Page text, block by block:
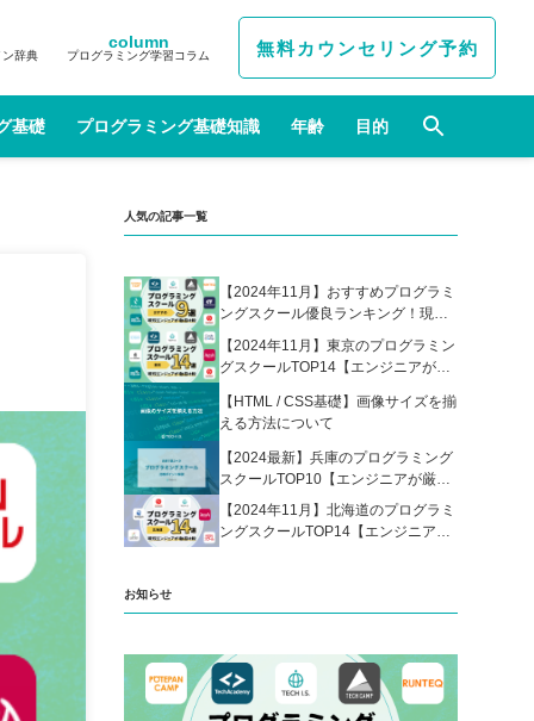
ン辞典
column
プログラミング学習コラム 無料カウンセリング予約
基礎 プログラミング基礎知識 年齢 目的
人気の記事一覧
【2024年11月】おすすめプログラミ
ングスクール優良ランキング！現役
エンジニアが選んだ人気プログラミ
ングスクールの比較表あり
【2024年11月】東京のプログラミン
グスクールTOP14【エンジニアが厳
【HTML / CSS基礎】画像サイズを揃
える方法について
【2024最新】兵庫のプログラミング
スクールTOP10【エンジニアが厳
選】
【2024年11月】北海道のプログラミ
ングスクールTOP14【エンジニアが
お知らせ